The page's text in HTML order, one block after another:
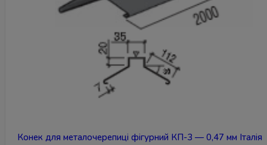
Конек для металочерепиці фігурний КП-3 — 0,47 мм Італія